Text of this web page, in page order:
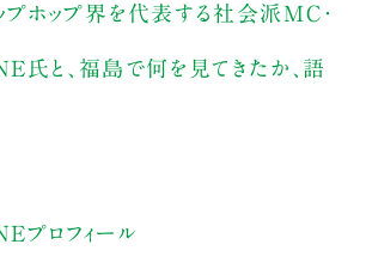
プホップ界を代表する社会派MC・
と、福島で何を見てきたか、語
ロフィール